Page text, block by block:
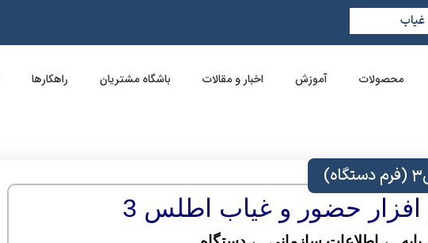
غیاب
محصولات آموزش اخبار و مقالات باشگاه مشتریان راهکارها
حضور و غیاب اطلس 3